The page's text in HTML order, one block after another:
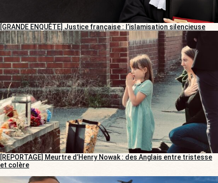
[GRANDE ENQUÊTE] Justice française : l’islamisation silencieuse
[REPORTAGE] Meurtre d’Henry Nowak : des Anglais entre tristesse
et colère